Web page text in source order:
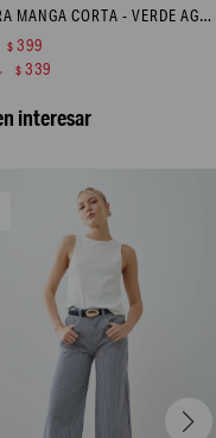
REMERA MANGA CORTA - VERDE AGUA
$ 399
$ 339
interesar